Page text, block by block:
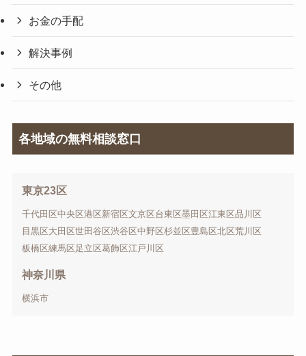
お金の手配
解決事例
その他
各地域の無料相談窓口
東京23区
千代田区中央区港区新宿区文京区台東区墨田区江東区品川区
目黒区大田区世田谷区渋谷区中野区杉並区豊島区北区荒川区
板橋区練馬区足立区葛飾区江戸川区
神奈川県
横浜市